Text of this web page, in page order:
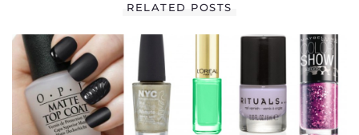
CAKE
MELO A UNE VIE
SOCIALE
RELATED POSTS